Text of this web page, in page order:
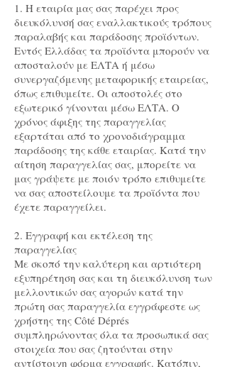
1. Η εταιρία μας σας παρέχει προς
διευκόλυνσή σας εναλλακτικούς τρόπους
παραλαβής και παράδοσης προϊόντων.
Εντός Ελλάδας τα προϊόντα μπορούν να
αποσταλούν με ΕΛΤΑ ή μέσω
συνεργαζόμενης μεταφορικής εταιρείας,
όπως επιθυμείτε. Οι αποστολές στο
εξωτερικό γίνονται μέσω ΕΛΤΑ. Ο
χρόνος άφιξης της παραγγελίας
εξαρτάται από το χρονοδιάγραμμα
παράδοσης της κάθε εταιρίας. Κατά την
αίτηση παραγγελίας σας, μπορείτε να
μας γράψετε με ποιόν τρόπο επιθυμείτε
να σας αποστείλουμε τα προϊόντα που
έχετε παραγγείλει.
2. Εγγραφή και εκτέλεση της
παραγγελίας
Με σκοπό την καλύτερη και αρτιότερη
εξυπηρέτηση σας και τη διευκόλυνση των
μελλοντικών σας αγορών κατά την
πρώτη σας παραγγελία εγγράφεστε ως
χρήστης της Côté Déprés
συμπληρώνοντας όλα τα προσωπικά σας
στοιχεία που σας ζητούνται στην
αντίστοιχη φόρμα εγγραφής. Κατόπιν,